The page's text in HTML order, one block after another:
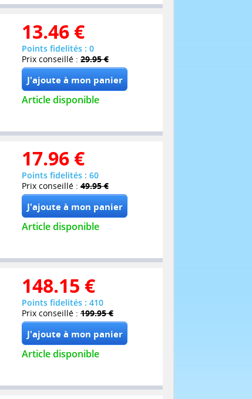
13.46 €
Points fidelités : 0
Prix conseillé : 29.95 €
Article disponible
17.96 €
Points fidelités : 60
Prix conseillé : 49.95 €
Article disponible
148.15 €
Points fidelités : 410
Prix conseillé : 199.95 €
Article disponible